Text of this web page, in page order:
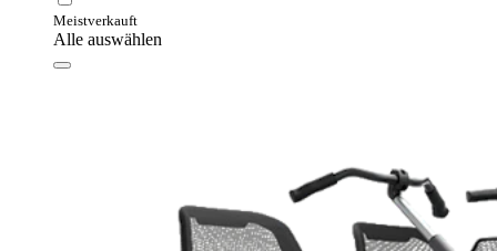
Meistverkauft
Alle auswählen